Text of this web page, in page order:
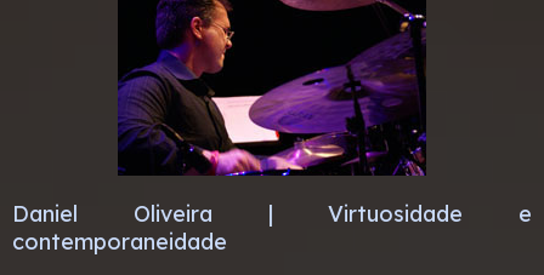
Daniel Oliveira | Virtuosidade e
contemporaneidade